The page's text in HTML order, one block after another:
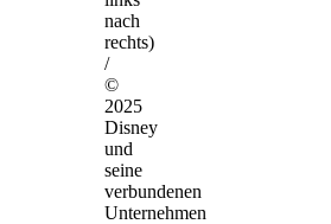
nach
rechts)
/
©
2025
Disney
und
seine
verbundenen
Unternehmen